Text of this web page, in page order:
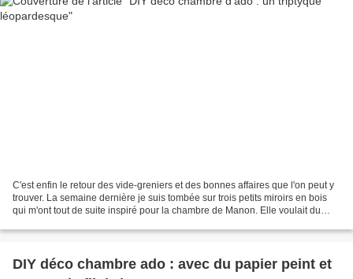
C'est enfin le retour des vide-greniers et des bonnes affaires que l'on peut y
trouver. La semaine dernière je suis tombée sur trois petits miroirs en bois
qui m'ont tout de suite inspiré pour la chambre de Manon. Elle voulait du
DIY déco chambre ado : avec du papier peint et